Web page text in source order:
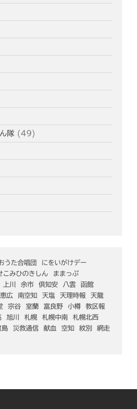
隊 (49)
うた合唱団
にをいがけデー
こみひのきしん
ままっぷ
上川 余市 倶知安 八雲
函館
広 南空知 天塩 天理時報
天龍
宗谷 室蘭 富良野 小樽
教区報
旭川 札幌 札幌中南
札幌北西
島 災救通信 献血 空知 紋別
網走